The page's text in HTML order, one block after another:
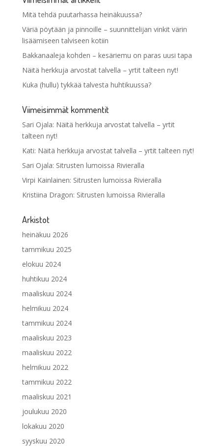
Mitä tehdä puutarhassa heinäkuussa?
Väriä pöytään ja pinnoille – suunnittelijan vinkit värin
lisäämiseen talviseen kotiin
Bakkanaaleja kohden – kesäriemu on paras uusi tapa
Näitä herkkuja arvostat talvella – yrtit talteen nyt!
Kuka (hullu) tykkää talvesta huhtikuussa?
Viimeisimmät kommentit
Sari Ojala: Näitä herkkuja arvostat talvella – yrtit
talteen nyt!
Kati: Näitä herkkuja arvostat talvella – yrtit talteen nyt!
Sari Ojala: Sitrusten lumoissa Rivieralla
Virpi Kainlainen: Sitrusten lumoissa Rivieralla
Kristiina Dragon: Sitrusten lumoissa Rivieralla
Arkistot
heinäkuu 2026
tammikuu 2025
elokuu 2024
huhtikuu 2024
maaliskuu 2024
helmikuu 2024
tammikuu 2024
maaliskuu 2023
maaliskuu 2022
helmikuu 2022
tammikuu 2022
maaliskuu 2021
joulukuu 2020
lokakuu 2020
syyskuu 2020